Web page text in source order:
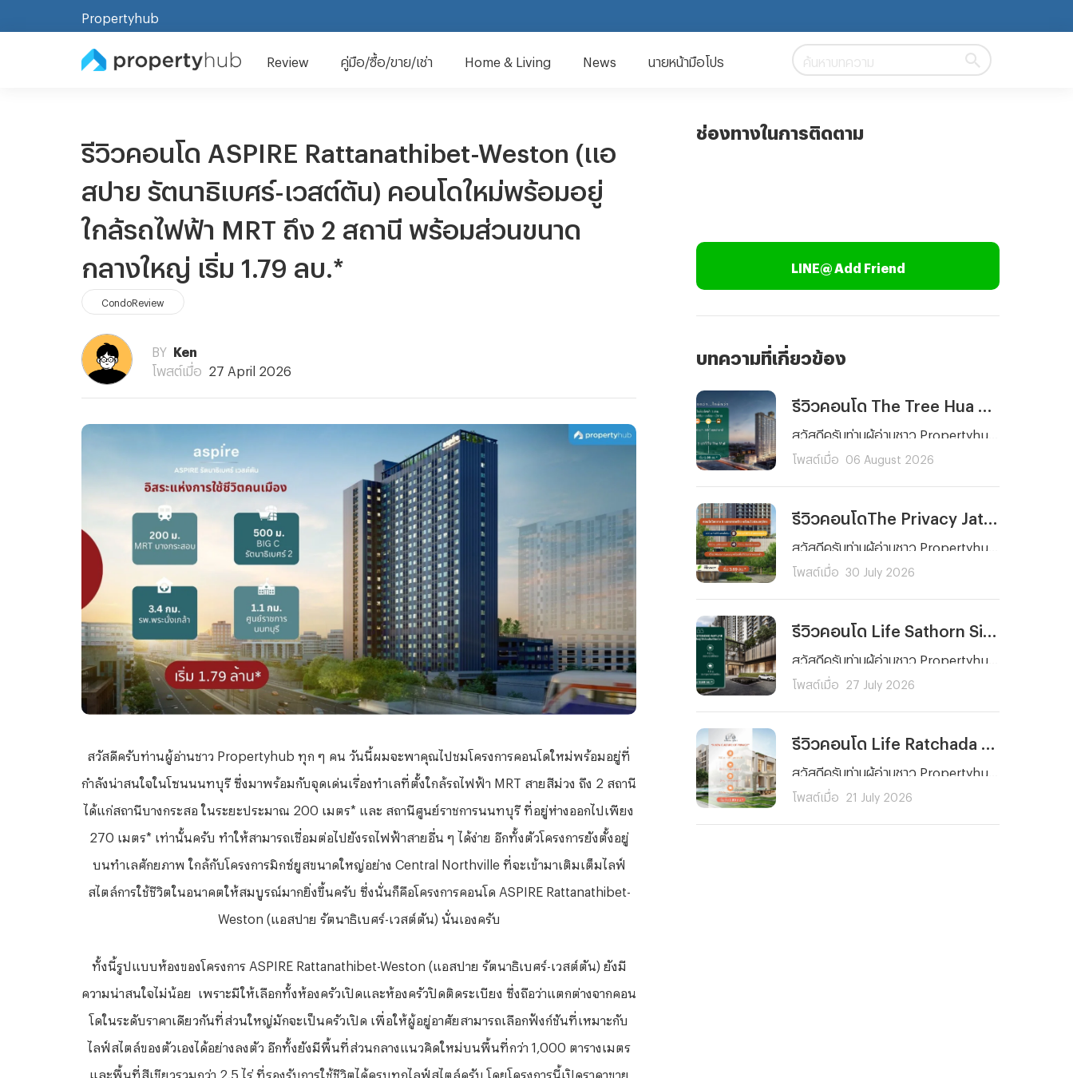
Propertyhub
Review คู่มือ/ซื้อ/ขาย/เช่า Home & Living News นายหน้ามือโปร ค้นหาบทความ
รีวิวคอนโด ASPIRE Rattanathibet-Weston (แอ
สปาย รัตนาธิเบศร์-เวสต์ตัน) คอนโดใหม่พร้อมอยู่
ใกล้รถไฟฟ้า MRT ถึง 2 สถานี พร้อมส่วนขนาด
กลางใหญ่ เริ่ม 1.79 ลบ.*
CondoReview
BY
Ken
โพสต์เมื่อ
27 April 2026
สวัสดีครับท่านผู้อ่านชาว Propertyhub ทุก ๆ คน วันนี้ผมจะพาคุณไปชมโครงการคอนโดใหม่พร้อมอยู่ที่
กำลังน่าสนใจในโซนนนทบุรี ซึ่งมาพร้อมกับจุดเด่นเรื่องทำเลที่ตั้งใกล้รถไฟฟ้า MRT สายสีม่วง ถึง 2 สถานี
ได้แก่สถานีบางกระสอ ในระยะประมาณ 200 เมตร* และ สถานีศูนย์ราชการนนทบุรี ที่อยู่ห่างออกไปเพียง
270 เมตร* เท่านั้นครับ ทำให้สามารถเชื่อมต่อไปยังรถไฟฟ้าสายอื่น ๆ ได้ง่าย อีกทั้งตัวโครงการยังตั้งอยู่
บนทำเลศักยภาพ ใกล้กับโครงการมิกซ์ยูสขนาดใหญ่อย่าง Central Northville ที่จะเข้ามาเติมเต็มไลฟ์
สไตล์การใช้ชีวิตในอนาคตให้สมบูรณ์มากยิ่งขึ้นครับ ซึ่งนั่นก็คือโครงการคอนโด ASPIRE Rattanathibet-
Weston (แอสปาย รัตนาธิเบศร์-เวสต์ตัน) นั่นเองครับ
ทั้งนี้รูปแบบห้องของโครงการ ASPIRE Rattanathibet-Weston (แอสปาย รัตนาธิเบศร์-เวสต์ตัน) ยังมี
ความน่าสนใจไม่น้อย เพราะมีให้เลือกทั้งห้องครัวเปิดและห้องครัวปิดติดระเบียง ซึ่งถือว่าแตกต่างจากคอน
โดในระดับราคาเดียวกันที่ส่วนใหญ่มักจะเป็นครัวเปิด เพื่อให้ผู้อยู่อาศัยสามารถเลือกฟังก์ชันที่เหมาะกับ
ไลฟ์สไตล์ของตัวเองได้อย่างลงตัว อีกทั้งยังมีพื้นที่ส่วนกลางแนวคิดใหม่บนพื้นที่กว่า 1,000 ตารางเมตร
และพื้นที่สีเขียวรวมกว่า 2.5 ไร่ ที่รองรับการใช้ชีวิตได้ครบทุกไลฟ์สไตล์ครับ โดยโครงการนี้เปิดราคาขาย
ช่องทางในการติดตาม
LINE@ Add Friend
บทความที่เกี่ยวข้อง
โพสต์เมื่อ 06 August 2026
โพสต์เมื่อ 30 July 2026
โพสต์เมื่อ 27 July 2026
โพสต์เมื่อ 21 July 2026